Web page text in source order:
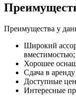
Преимущества у
Широкий
вместимостью;
Хорошее
Сдача в
Доступные
Интересные